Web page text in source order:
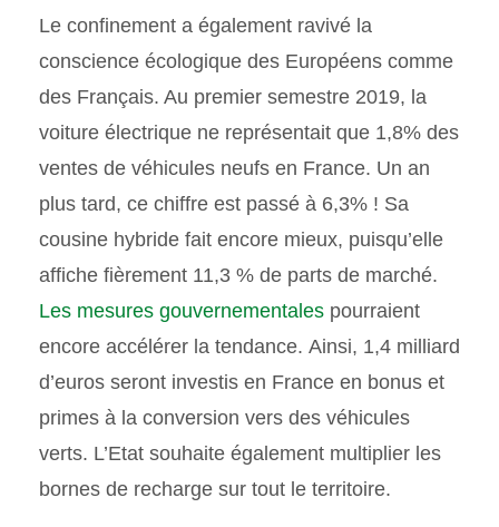
Le confinement a également ravivé la
conscience écologique des Européens comme
des Français. Au premier semestre 2019, la
voiture électrique ne représentait que 1,8% des
ventes de véhicules neufs en France. Un an
plus tard, ce chiffre est passé à 6,3% ! Sa
cousine hybride fait encore mieux, puisqu’elle
affiche fièrement 11,3 % de parts de marché.
Les mesures gouvernementales pourraient
encore accélérer la tendance. Ainsi, 1,4 milliard
d’euros seront investis en France en bonus et
primes à la conversion vers des véhicules
verts. L’Etat souhaite également multiplier les
bornes de recharge sur tout le territoire.